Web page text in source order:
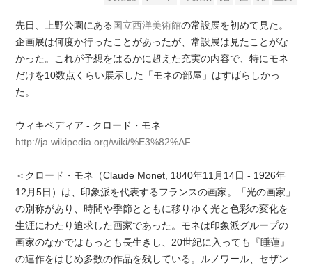
先日、上野公園にある 国立西洋美術館の常設展を初めて見た。
企画展は何度か行ったことがあったが、常設展は見たことがな
かった。これが予想をはるかに超えた充実の内容で、特にモネ
だけを10数点くらい展示した「モネの部屋」はすばらしかっ
た。
ウィキペディア - クロード・モネ
http://ja.wikipedia.org/wiki/%E3%82%AF..
＜クロード・モネ（Claude Monet, 1840年11月14日 - 1926年
12月5日）は、印象派を代表するフランスの画家。「光の画家」
の別称があり、時間や季節とともに移りゆく光と色彩の変化を
生涯にわたり追求した画家であった。モネは印象派グループの
画家のなかではもっとも長生きし、20世紀に入っても『睡蓮』
の連作をはじめ多数の作品を残している。ルノワール、セザン